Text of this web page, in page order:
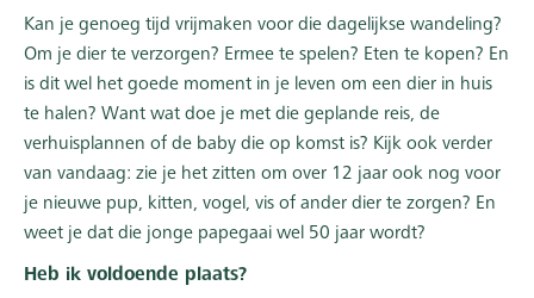
Kan je genoeg tijd vrijmaken voor die dagelijkse wandeling?
Om je dier te verzorgen? Ermee te spelen? Eten te kopen? En
is dit wel het goede moment in je leven om een dier in huis
te halen? Want wat doe je met die geplande reis, de
verhuisplannen of de baby die op komst is? Kijk ook verder
van vandaag: zie je het zitten om over 12 jaar ook nog voor
je nieuwe pup, kitten, vogel, vis of ander dier te zorgen? En
weet je dat die jonge papegaai wel 50 jaar wordt?
Heb ik voldoende plaats?